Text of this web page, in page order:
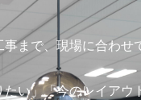
事まで、現場に合わせ
い」「今のレイアウ